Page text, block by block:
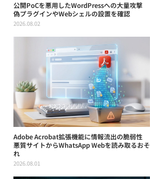
公開PoCを悪用したWordPressへの大量攻撃
偽プラグインやWebシェルの設置を確認
2026.08.02
Adobe Acrobat拡張機能に情報流出の脆弱性
悪質サイトからWhatsApp Webを読み取るおそ
れ
2026.08.01